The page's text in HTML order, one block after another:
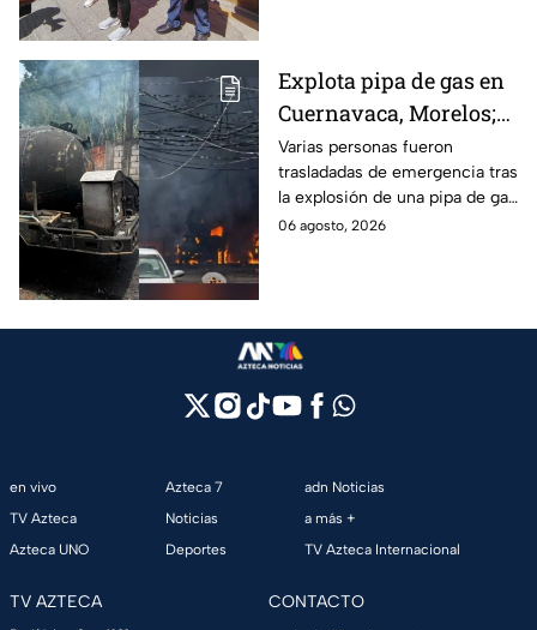
Explota pipa de gas en
Cuernavaca, Morelos;
se reportan más de 20
personas con
quemaduras
Varias personas fueron
trasladadas de emergencia tras
la explosión de una pipa de gas
cerca de la colonia Las
06 agosto, 2026
en vivo
TV Azteca
Azteca UNO
Azteca 7
Noticias
Deportes
adn Noticias
a más +
TV Azteca Internacional
TV AZTECA CONTACTO